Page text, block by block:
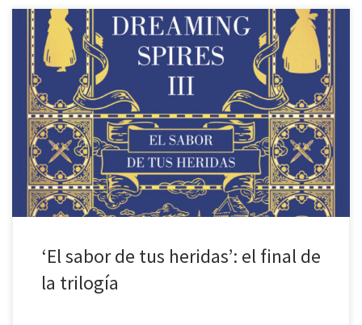
El sabor de tus heridas es el broche final de la trilogía Dreaming
Spires de Victoria Álvarez publicada por Suma de Letras. Las
estatuas nos observan desde su eternidad material. Sus
expresiones, sus emociones, esculpidas se han congelado en el
tiempo, sobrepasando civilizaciones, épocas y generaciones
humanas. En los mitos, […]
‘El sabor de tus heridas’: el final de
la trilogía